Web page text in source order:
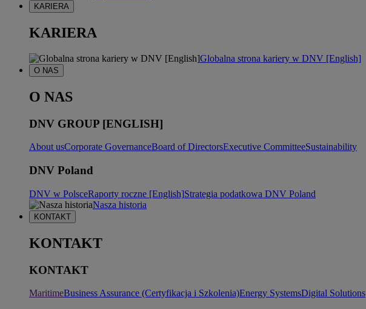
KARIERA
KARIERA
Globalna strona kariery w DNV [English]
O NAS
O NAS
DNV GROUP [ENGLISH]
About usCorporate GovernanceBoard of DirectorsExecutive CommitteeSustainability
DNV Poland
DNV w PolsceRaporty roczne [English]Strategia podatkowa DNV Poland
Nasza historia
KONTAKT
KONTAKT
KONTAKT
MaritimeBusiness Assurance (Certyfikacja i Szkolenia)Energy SystemsDigital Solutions